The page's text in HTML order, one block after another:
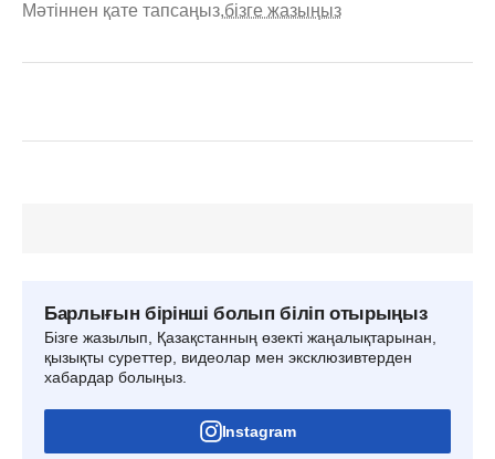
Мәтіннен қате тапсаңыз,бізге жазыңыз
Барлығын бірінші болып біліп отырыңыз
Бізге жазылып, Қазақстанның өзекті жаңалықтарынан,
қызықты суреттер, видеолар мен эксклюзивтерден
хабардар болыңыз.
Instagram